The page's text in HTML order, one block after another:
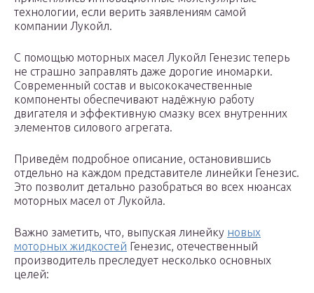
технологии, если верить заявлениям самой
компании Лукойл.
С помощью моторных масел Лукойл Генезис теперь
не страшно заправлять даже дорогие иномарки.
Современный состав и высококачественные
компоненты обеспечивают надёжную работу
двигателя и эффективную смазку всех внутренних
элементов силового агрегата.
Приведём подробное описание, остановившись
отдельно на каждом представителе линейки Генезис.
Это позволит детально разобраться во всех нюансах
моторных масел от Лукойла.
Важно заметить, что, выпуская линейку новых
моторных жидкостей Генезис, отечественный
производитель преследует несколько основных
целей: